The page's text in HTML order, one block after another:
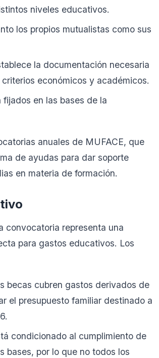
niveles educativos.
los propios mutualistas como sus
la documentación necesaria
económicos y académicos.
en las bases de la
anuales de MUFACE, que
de ayudas para dar soporte
en materia de formación.
convocatoria representa una
para gastos educativos. Los
becas cubren gastos derivados de
el presupuesto familiar destinado a
condicionado al cumplimiento de
bases, por lo que no todos los